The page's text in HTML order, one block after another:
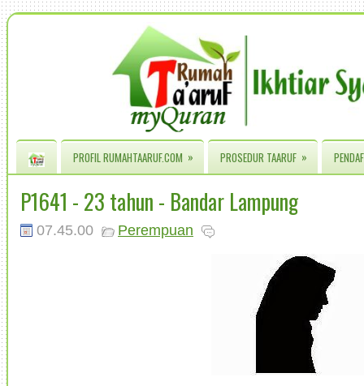
PROFIL RUMAHTAARUF.COM » PROSEDUR TAARUF »
P1641 - 23 tahun - Bandar Lampung
07.45.00 Perempuan